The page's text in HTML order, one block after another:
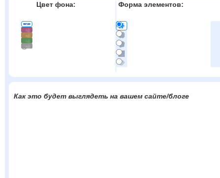
Цвет фона: Форма элементов:
Как это будет выглядеть на вашем сайте/блоге